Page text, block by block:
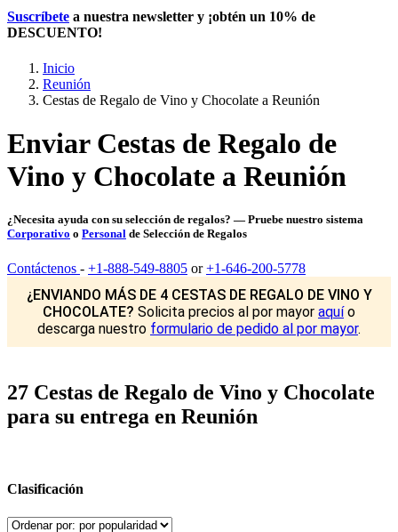
Suscríbete a nuestra newsletter y ¡obtén un 10% de
DESCUENTO!
Inicio
Reunión
Cestas de Regalo de Vino y Chocolate a Reunión
Enviar Cestas de Regalo de
Vino y Chocolate a Reunión
¿Necesita ayuda con su selección de regalos? — Pruebe nuestro sistema
Corporativo o Personal de Selección de Regalos
Contáctenos - +1-888-549-8805 or+1-646-200-5778
¿ENVIANDO MÁS DE 4 CESTAS DE REGALO DE VINO Y
CHOCOLATE? Solicita precios al por mayor aquío
descarga nuestro formulario de pedido al por mayor.
27 Cestas de Regalo de Vino y Chocolate
para su entrega en Reunión
Clasificación